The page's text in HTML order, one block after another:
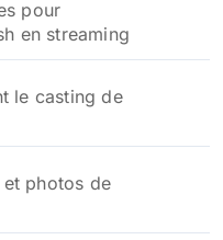
pour
en streaming
le casting de
photos de